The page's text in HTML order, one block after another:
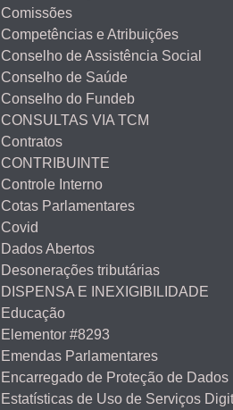
Comissões
Competências e Atribuições
Conselho de Assistência Social
Conselho de Saúde
Conselho do Fundeb
CONSULTAS VIA TCM
Contratos
CONTRIBUINTE
Controle Interno
Cotas Parlamentares
Covid
Dados Abertos
Desonerações tributárias
DISPENSA E INEXIGIBILIDADE
Educação
Elementor #8293
Emendas Parlamentares
Encarregado de Proteção de Dados
Estatísticas de Uso de Serviços